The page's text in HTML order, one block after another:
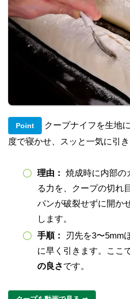
Point
クープナイフを生地
度で寝かせ、スッと一気に引き
理由： 焼成時に内部の
る力を、クープの切れ
パンが破裂せずに開か
します。
手順：
刃先を3〜5mm
に早く引きます。ここ
の良さです。